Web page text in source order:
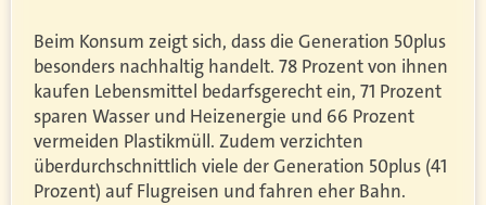
Beim Konsum zeigt sich, dass die Generation 50plus
besonders nachhaltig handelt. 78 Prozent von ihnen
kaufen Lebensmittel bedarfsgerecht ein, 71 Prozent
sparen Wasser und Heizenergie und 66 Prozent
vermeiden Plastikmüll. Zudem verzichten
überdurchschnittlich viele der Generation 50plus (41
Prozent) auf Flugreisen und fahren eher Bahn.